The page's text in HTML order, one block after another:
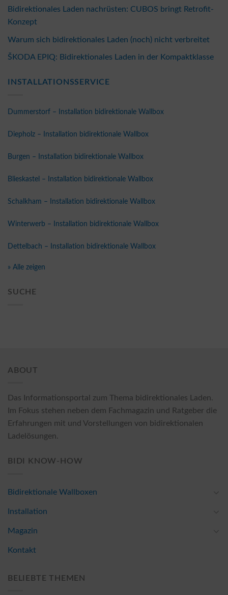
Bidirektionales Laden nachrüsten: CUBOS bringt Retrofit-
Konzept
Warum sich bidirektionales Laden (noch) nicht verbreitet
ŠKODA EPIQ: Bidirektionales Laden in der Kompaktklasse
INSTALLATIONSSERVICE
Dummerstorf – Installation bidirektionale Wallbox
Diepholz – Installation bidirektionale Wallbox
Burgen – Installation bidirektionale Wallbox
Blieskastel – Installation bidirektionale Wallbox
Schalkham – Installation bidirektionale Wallbox
Winterwerb – Installation bidirektionale Wallbox
Dettelbach – Installation bidirektionale Wallbox
» Alle zeigen
SUCHE
ABOUT
Das Informationsportal zum Thema bidirektionales Laden.
Im Fokus stehen neben dem Fachmagazin und Ratgeber die
Erfahrungen mit und Vorstellungen von bidirektionalen
Ladelösungen.
BIDI KNOW-HOW
Bidirektionale Wallboxen
Installation
Magazin
Kontakt
BELIEBTE THEMEN